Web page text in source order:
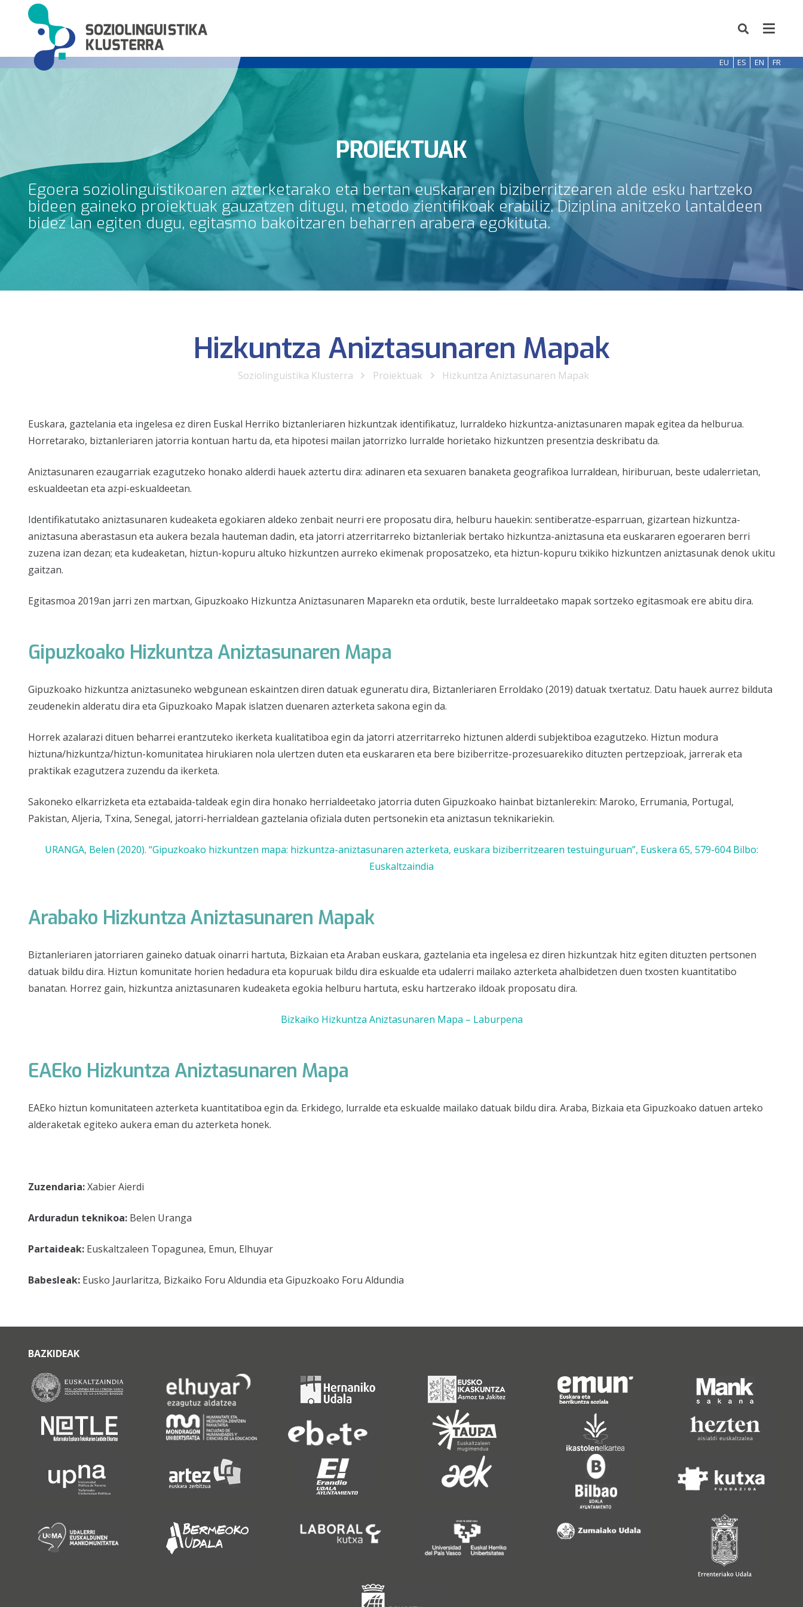
EU ES EN FR
PROIEKTUAK
Egoera soziolinguistikoaren azterketarako eta bertan euskararen biziberritzearen alde esku hartzeko
bideen gaineko proiektuak gauzatzen ditugu, metodo zientifikoak erabiliz. Diziplina anitzeko lantaldeen
bidez lan egiten dugu, egitasmo bakoitzaren beharren arabera egokituta.
Hizkuntza Aniztasunaren Mapak
Soziolinguistika Klusterra Proiektuak Hizkuntza Aniztasunaren Mapak
Euskara, gaztelania eta ingelesa ez diren Euskal Herriko biztanleriaren hizkuntzak identifikatuz, lurraldeko hizkuntza-aniztasunaren mapak egitea da helburua.
Horretarako, biztanleriaren jatorria kontuan hartu da, eta hipotesi mailan jatorrizko lurralde horietako hizkuntzen presentzia deskribatu da.
Aniztasunaren ezaugarriak ezagutzeko honako alderdi hauek aztertu dira: adinaren eta sexuaren banaketa geografikoa lurraldean, hiriburuan, beste udalerrietan,
eskualdeetan eta azpi-eskualdeetan.
Identifikatutako aniztasunaren kudeaketa egokiaren aldeko zenbait neurri ere proposatu dira, helburu hauekin: sentiberatze-esparruan, gizartean hizkuntza-
aniztasuna aberastasun eta aukera bezala hauteman dadin, eta jatorri atzerritarreko biztanleriak bertako hizkuntza-aniztasuna eta euskararen egoeraren berri
zuzena izan dezan; eta kudeaketan, hiztun-kopuru altuko hizkuntzen aurreko ekimenak proposatzeko, eta hiztun-kopuru txikiko hizkuntzen aniztasunak denok ukitu
gaitzan.
Egitasmoa 2019an jarri zen martxan, Gipuzkoako Hizkuntza Aniztasunaren Maparekn eta ordutik, beste lurraldeetako mapak sortzeko egitasmoak ere abitu dira.
Gipuzkoako Hizkuntza Aniztasunaren Mapa
Gipuzkoako hizkuntza aniztasuneko webgunean eskaintzen diren datuak eguneratu dira, Biztanleriaren Erroldako (2019) datuak txertatuz. Datu hauek aurrez bilduta
zeudenekin alderatu dira eta Gipuzkoako Mapak islatzen duenaren azterketa sakona egin da.
Horrek azalarazi dituen beharrei erantzuteko ikerketa kualitatiboa egin da jatorri atzerritarreko hiztunen alderdi subjektiboa ezagutzeko. Hiztun modura
hiztuna/hizkuntza/hiztun-komunitatea hirukiaren nola ulertzen duten eta euskararen eta bere biziberritze-prozesuarekiko dituzten pertzepzioak, jarrerak eta
praktikak ezagutzera zuzendu da ikerketa.
Sakoneko elkarrizketa eta eztabaida-taldeak egin dira honako herrialdeetako jatorria duten Gipuzkoako hainbat biztanlerekin: Maroko, Errumania, Portugal,
Pakistan, Aljeria, Txina, Senegal, jatorri-herrialdean gaztelania ofiziala duten pertsonekin eta aniztasun teknikariekin.
URANGA, Belen (2020). “Gipuzkoako hizkuntzen mapa: hizkuntza-aniztasunaren azterketa, euskara biziberritzearen testuinguruan”, Euskera 65, 579-604 Bilbo:
Euskaltzaindia
Arabako Hizkuntza Aniztasunaren Mapak
Biztanleriaren jatorriaren gaineko datuak oinarri hartuta, Bizkaian eta Araban euskara, gaztelania eta ingelesa ez diren hizkuntzak hitz egiten dituzten pertsonen
datuak bildu dira. Hiztun komunitate horien hedadura eta kopuruak bildu dira eskualde eta udalerri mailako azterketa ahalbidetzen duen txosten kuantitatibo
banatan. Horrez gain, hizkuntza aniztasunaren kudeaketa egokia helburu hartuta, esku hartzerako ildoak proposatu dira.
Bizkaiko Hizkuntza Aniztasunaren Mapa – Laburpena
EAEko Hizkuntza Aniztasunaren Mapa
EAEko hiztun komunitateen azterketa kuantitatiboa egin da. Erkidego, lurralde eta eskualde mailako datuak bildu dira. Araba, Bizkaia eta Gipuzkoako datuen arteko
alderaketak egiteko aukera eman du azterketa honek.
Zuzendaria:Xabier Aierdi
Arduradun teknikoa: Belen Uranga
Partaideak: Euskaltzaleen Topagunea, Emun, Elhuyar
Babesleak: Eusko Jaurlaritza, Bizkaiko Foru Aldundia eta Gipuzkoako Foru Aldundia
BAZKIDEAK